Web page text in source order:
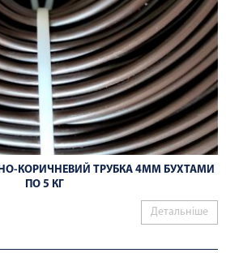
КОРИЧНЕВИЙ ТРУБКА 4ММ БУХТАМИ
ПО 5 КГ
Детальніше